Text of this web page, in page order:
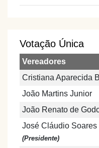
Votação Única
Vereadores
Cristiana Aparecida
João Martins Junior
João Renato de
José Cláudio Soares
(Presidente)